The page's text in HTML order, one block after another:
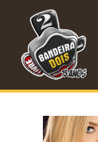
conteúdo